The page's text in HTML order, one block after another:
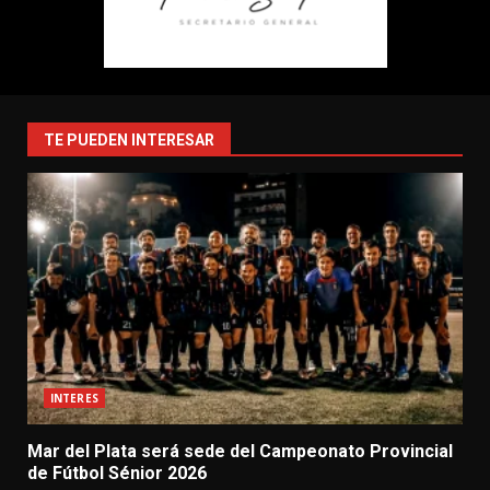
TE PUEDEN INTERESAR
INTERES
Mar del Plata será sede del Campeonato Provincial
de Fútbol Sénior 2026